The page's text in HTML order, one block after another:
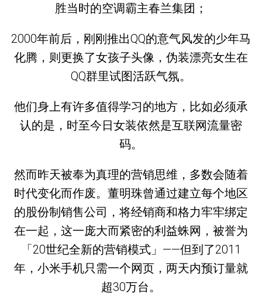
胜当时的空调霸主春兰集团；
2000年前后，刚刚推出QQ的意气风发的少年马
化腾，则更换了女孩子头像，伪装漂亮女生在
QQ群里试图活跃气氛。
他们身上有许多值得学习的地方，比如必须承
认的是，时至今日女装依然是互联网流量密
码。
然而昨天被奉为真理的营销思维，多数会随着
时代变化而作废。董明珠曾通过建立每个地区
的股份制销售公司，将经销商和格力牢牢绑定
在一起，这一庞大而紧密的利益蛛网，被誉为
「20世纪全新的营销模式」——但到了2011
年，小米手机只需一个网页，两天内预订量就
超30万台。